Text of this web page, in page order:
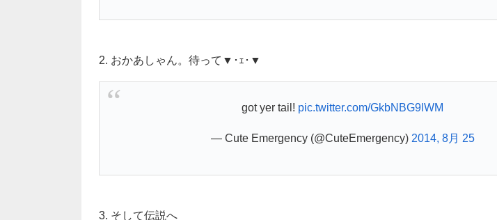
2. おかあしゃん。待って▼･ｪ･▼
got yer tail! pic.twitter.com/GkbNBG9lWM
— Cute Emergency (@CuteEmergency) 2014, 8月 25
3. そして伝説へ